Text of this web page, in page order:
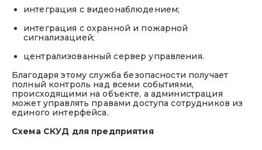
интеграция с видеонаблюдением;
интеграция с охранной и пожарной
сигнализацией;
централизованный сервер управления.
Благодаря этому служба безопасности получает
полный контроль над всеми событиями,
происходящими на объекте, а администрация
может управлять правами доступа сотрудников из
единого интерфейса.
Схема СКУД для предприятия